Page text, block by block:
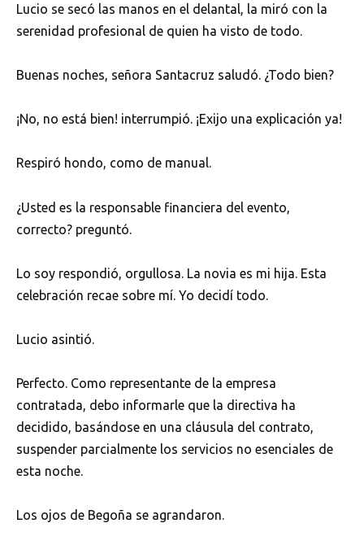
Lucio se secó las manos en el delantal, la miró con la
serenidad profesional de quien ha visto de todo.
Buenas noches, señora Santacruz saludó. ¿Todo bien?
¡No, no está bien! interrumpió. ¡Exijo una explicación ya!
Respiró hondo, como de manual.
¿Usted es la responsable financiera del evento,
correcto? preguntó.
Lo soy respondió, orgullosa. La novia es mi hija. Esta
celebración recae sobre mí. Yo decidí todo.
Lucio asintió.
Perfecto. Como representante de la empresa
contratada, debo informarle que la directiva ha
decidido, basándose en una cláusula del contrato,
suspender parcialmente los servicios no esenciales de
esta noche.
Los ojos de Begoña se agrandaron.